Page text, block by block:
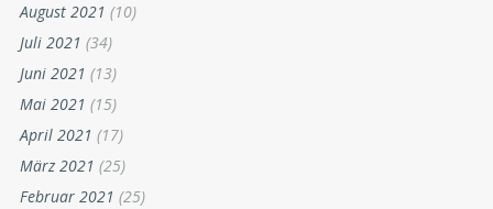
August 2021 (10)
Juli 2021 (34)
Juni 2021 (13)
Mai 2021 (15)
April 2021 (17)
März 2021 (25)
Februar 2021 (25)